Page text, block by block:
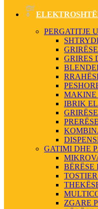
PERGATITJE
GRIRES
IBRIK
GATIMI DHE
BËRËSE
ZGARE